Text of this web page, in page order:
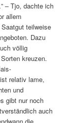
– Tjo, dachte ich
allem
teilweise
Dazu
völlig
kreuzen.
relativ lame,
und
gibt nur noch
auch